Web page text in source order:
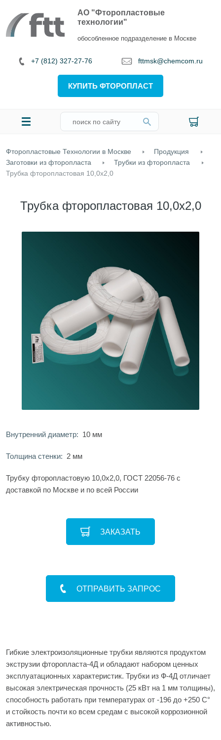
АО "Фторопластовые
технологии"
обособленное подразделение в Москве
+7 (812) 327-27-76 fttmsk@chemcom.ru
КУПИТЬ ФТОРОПЛАСТ
Фторопластовые Технологии в Москве
Продукция
Заготовки из фторопласта
Трубки из фторопласта
Трубка фторопластовая 10,0х2,0
Трубка фторопластовая 10,0х2,0
Внутренний диаметр: 10 мм
Толщина стенки: 2 мм
Трубку фторопластовую 10,0х2,0, ГОСТ 22056-76 с
доставкой по Москве и по всей России
ЗАКАЗАТЬ
ОТПРАВИТЬ ЗАПРОС
Гибкие электроизоляционные трубки являются продуктом
экструзии фторопласта-4Д и обладают набором ценных
эксплуатационных характеристик. Трубки из Ф-4Д отличает
высокая электрическая прочность (25 кВт на 1 мм толщины),
способность работать при температурах от -196 до +250 С°
и стойкость почти ко всем средам с высокой коррозионной
активностью.